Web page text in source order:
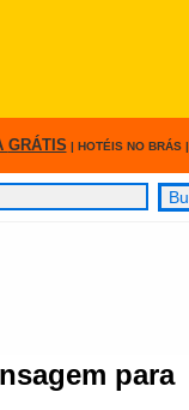
GRÁTIS | HOTÉIS NO BRÁS|
para